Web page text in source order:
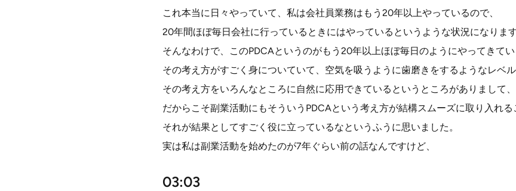
これ本当に日々やっていて、私は会社員業務はもう20年以上やっているので、
20年間ほぼ毎日会社に行っているときにはやっているというような状況になります
そんなわけで、このPDCAというのがもう20年以上ほぼ毎日のようにやってきてい
その考え方がすごく身についていて、空気を吸うように歯磨きをするようなレベル
その考え方をいろんなところに自然に応用できているというところがありまして、
だからこそ副業活動にもそういうPDCAという考え方が結構スムーズに取り入れる
それが結果としてすごく役に立っているなというふうに思いました。
実は私は副業活動を始めたのが7年ぐらい前の話なんですけど、
03:03